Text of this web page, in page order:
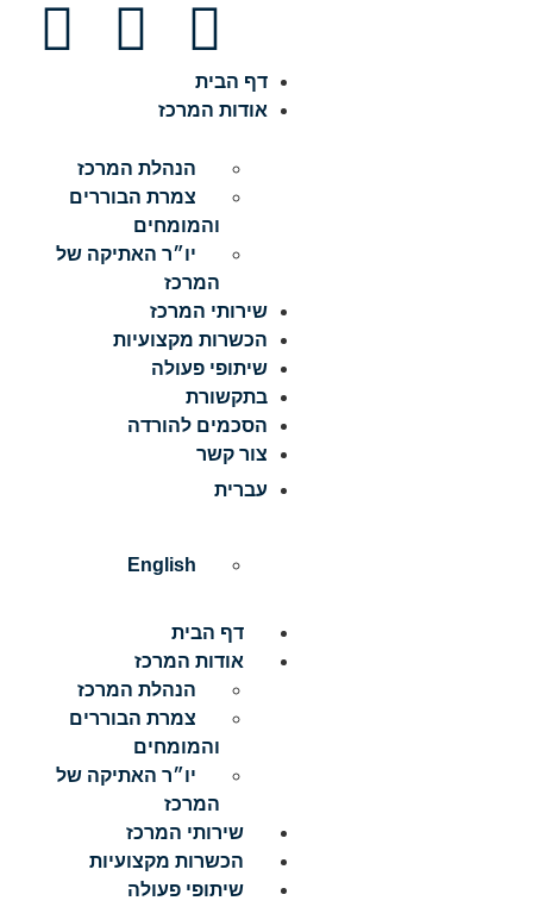
דף הבית
אודות המרכז
הנהלת המרכז
צמרת הבוררים
והמומחים
יו״ר האתיקה של
המרכז
שירותי המרכז
הכשרות מקצועיות
שיתופי פעולה
בתקשורת
הסכמים להורדה
צור קשר
עברית
English
דף הבית
אודות המרכז
הנהלת המרכז
צמרת הבוררים
והמומחים
יו״ר האתיקה של
המרכז
שירותי המרכז
הכשרות מקצועיות
שיתופי פעולה